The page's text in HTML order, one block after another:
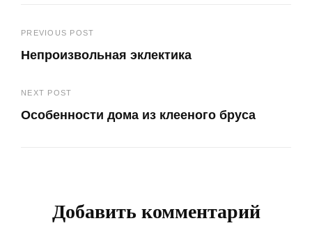
Навигация
по
записям
PREVIOUS POST
Непроизвольная эклектика
Post
NEXT POST
Особенности дома из клееного бруса
Добавить комментарий